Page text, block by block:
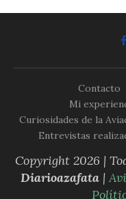
Contacto
Mi
Curiosidades de la
Entrevistas
Copyright 2026 |
Diarioazafata|